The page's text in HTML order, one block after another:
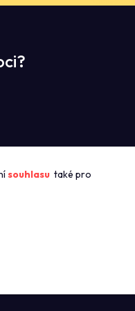
souhlasu také pro